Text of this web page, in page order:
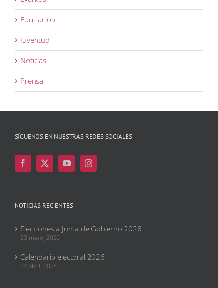
Formacion
Juventud
Noticias
Prensa
SÍGUENOS EN NUESTRAS REDES SOCIALES
NOTICIAS RECIENTES
Elecciones a Junta de Gobierno 2026
23 mayo, 2026
Calendario electoral 2026
24 abril, 2026